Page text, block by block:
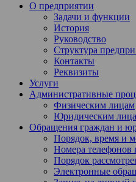
О предприятии
Задачи и функции
История
Руководство
Структура
Контакты
Реквизиты
Услуги
Административные
Физическим лицам
Юридическим
Обращения граждан и
Порядок, время и
Номера телефонов
Порядок
Электронные